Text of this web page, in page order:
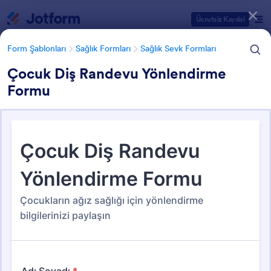
Ücretsiz Kaydol
Form Şablonları Sağlık Formları Sağlık Sevk Formları
Çocuk Diş Randevu Yönlendirme
Formu
Sağlık Sevk Formları
13 Şablon
Form Şablonu Kategorileri